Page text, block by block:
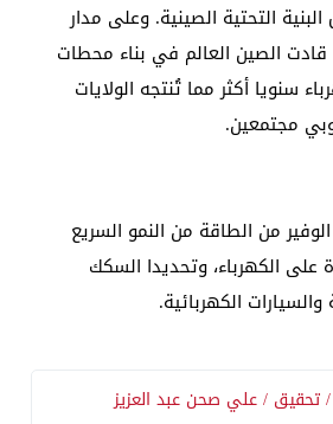
التحتية الصينية. وعلى مدار
قادت الصين العالم في بناء محطات
سنويا أكثر مما تُنتجه الولايات
مجتمعين.
من الطاقة من النمو السريع
على الكهرباء، وتحديدا السكك
الكهربائية.
تحقيق / علي صحن عبد العزيز